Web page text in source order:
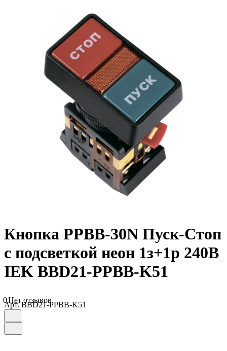
Кнопка PPBB-30N Пуск-Стоп
с подсветкой неон 1з+1р 240В
IEK BBD21-PPBB-K51
0Нет отзывов
Арт.BBD21-PPBB-K51